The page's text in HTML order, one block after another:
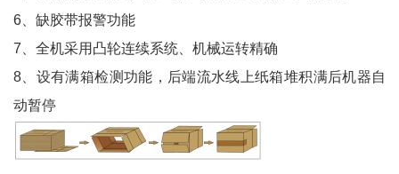
6、缺胶带报警功能
7、全机采用凸轮连续系统、机械运转精确
8、设有满箱检测功能，后端流水线上纸箱堆积满后机器自
动暂停